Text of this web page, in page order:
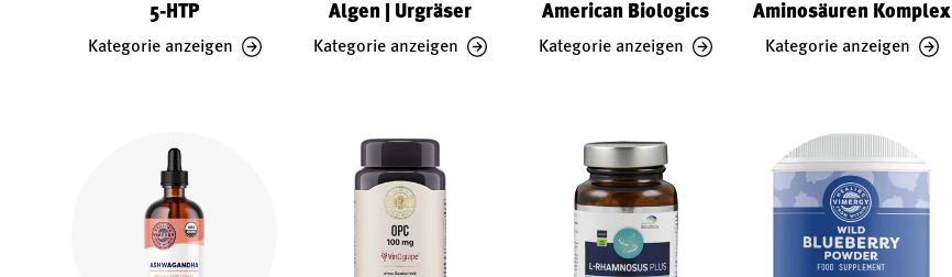
5-HTP
Kategorie anzeigen
Algen | Urgräser
Kategorie anzeigen
American Biologics
Kategorie anzeigen
Aminosäuren Komplex
Kategorie anzeigen